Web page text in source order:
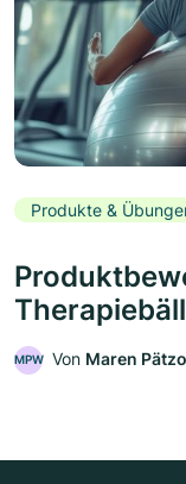
Produkte &
MPW Von Maren